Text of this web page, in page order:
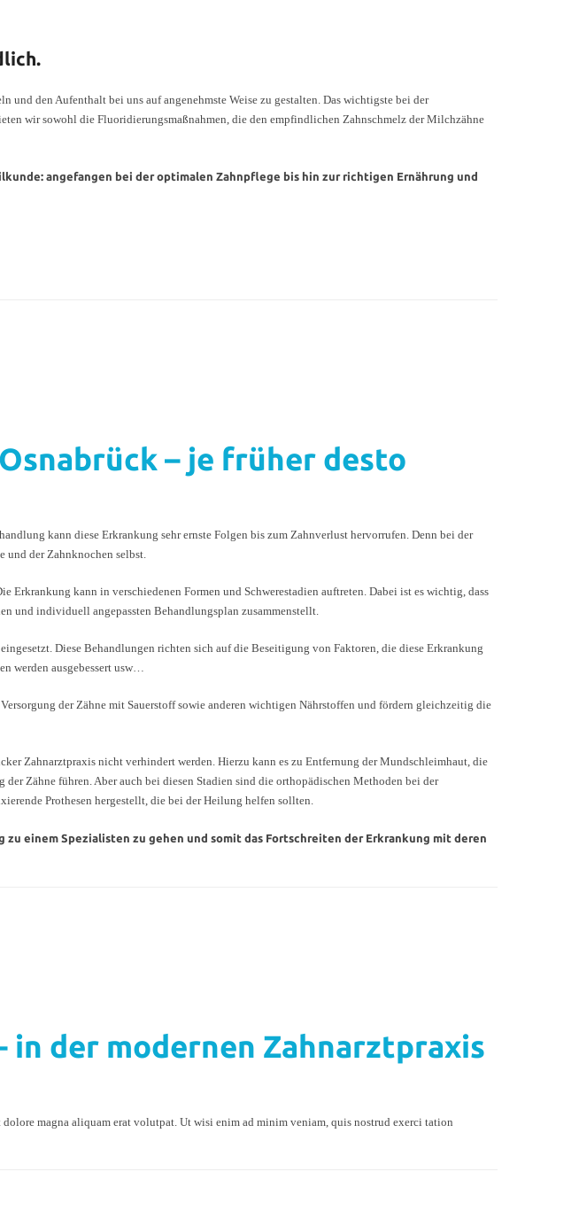
den Aufenthalt bei uns auf angenehmste Weise zu gestalten. Das wichtigste bei der
wir sowohl die Fluoridierungsmaßnahmen, die den empfindlichen Zahnschmelz der Milchzähne
angefangen bei der optimalen Zahnpflege bis hin zur richtigen Ernährung und
– je früher desto
kann diese Erkrankung sehr ernste Folgen bis zum Zahnverlust hervorrufen. Denn bei der
und der Zahnknochen selbst.
kann in verschiedenen Formen und Schwerestadien auftreten. Dabei ist es wichtig, dass
und individuell angepassten Behandlungsplan zusammenstellt.
Diese Behandlungen richten sich auf die Beseitigung von Faktoren, die diese Erkrankung
werden ausgebessert usw…
der Zähne mit Sauerstoff sowie anderen wichtigen Nährstoffen und fördern gleichzeitig die
Zahnarztpraxis nicht verhindert werden. Hierzu kann es zu Entfernung der Mundschleimhaut, die
Zähne führen. Aber auch bei diesen Stadien sind die orthopädischen Methoden bei der
Prothesen hergestellt, die bei der Heilung helfen sollten.
einem Spezialisten zu gehen und somit das Fortschreiten der Erkrankung mit deren
in der modernen Zahnarztpraxis
magna aliquam erat volutpat. Ut wisi enim ad minim veniam, quis nostrud exerci tation